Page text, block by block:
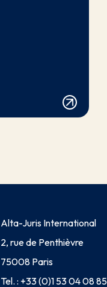
Alta-Juris International
2, rue de Penthièvre
75008 Paris
Tel. : +33 (0)1 53 04 08 85